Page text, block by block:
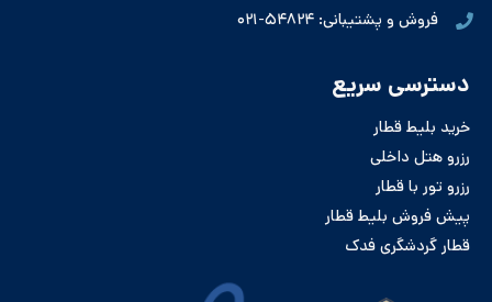
فروش و پشتیبانی: ۵۴۸۲۴-۰۲۱
دسترسی سریع
خرید بلیط قطار
رزرو هتل داخلی
رزرو تور با قطار
پیش فروش بلیط قطار
قطار گردشگری فدک